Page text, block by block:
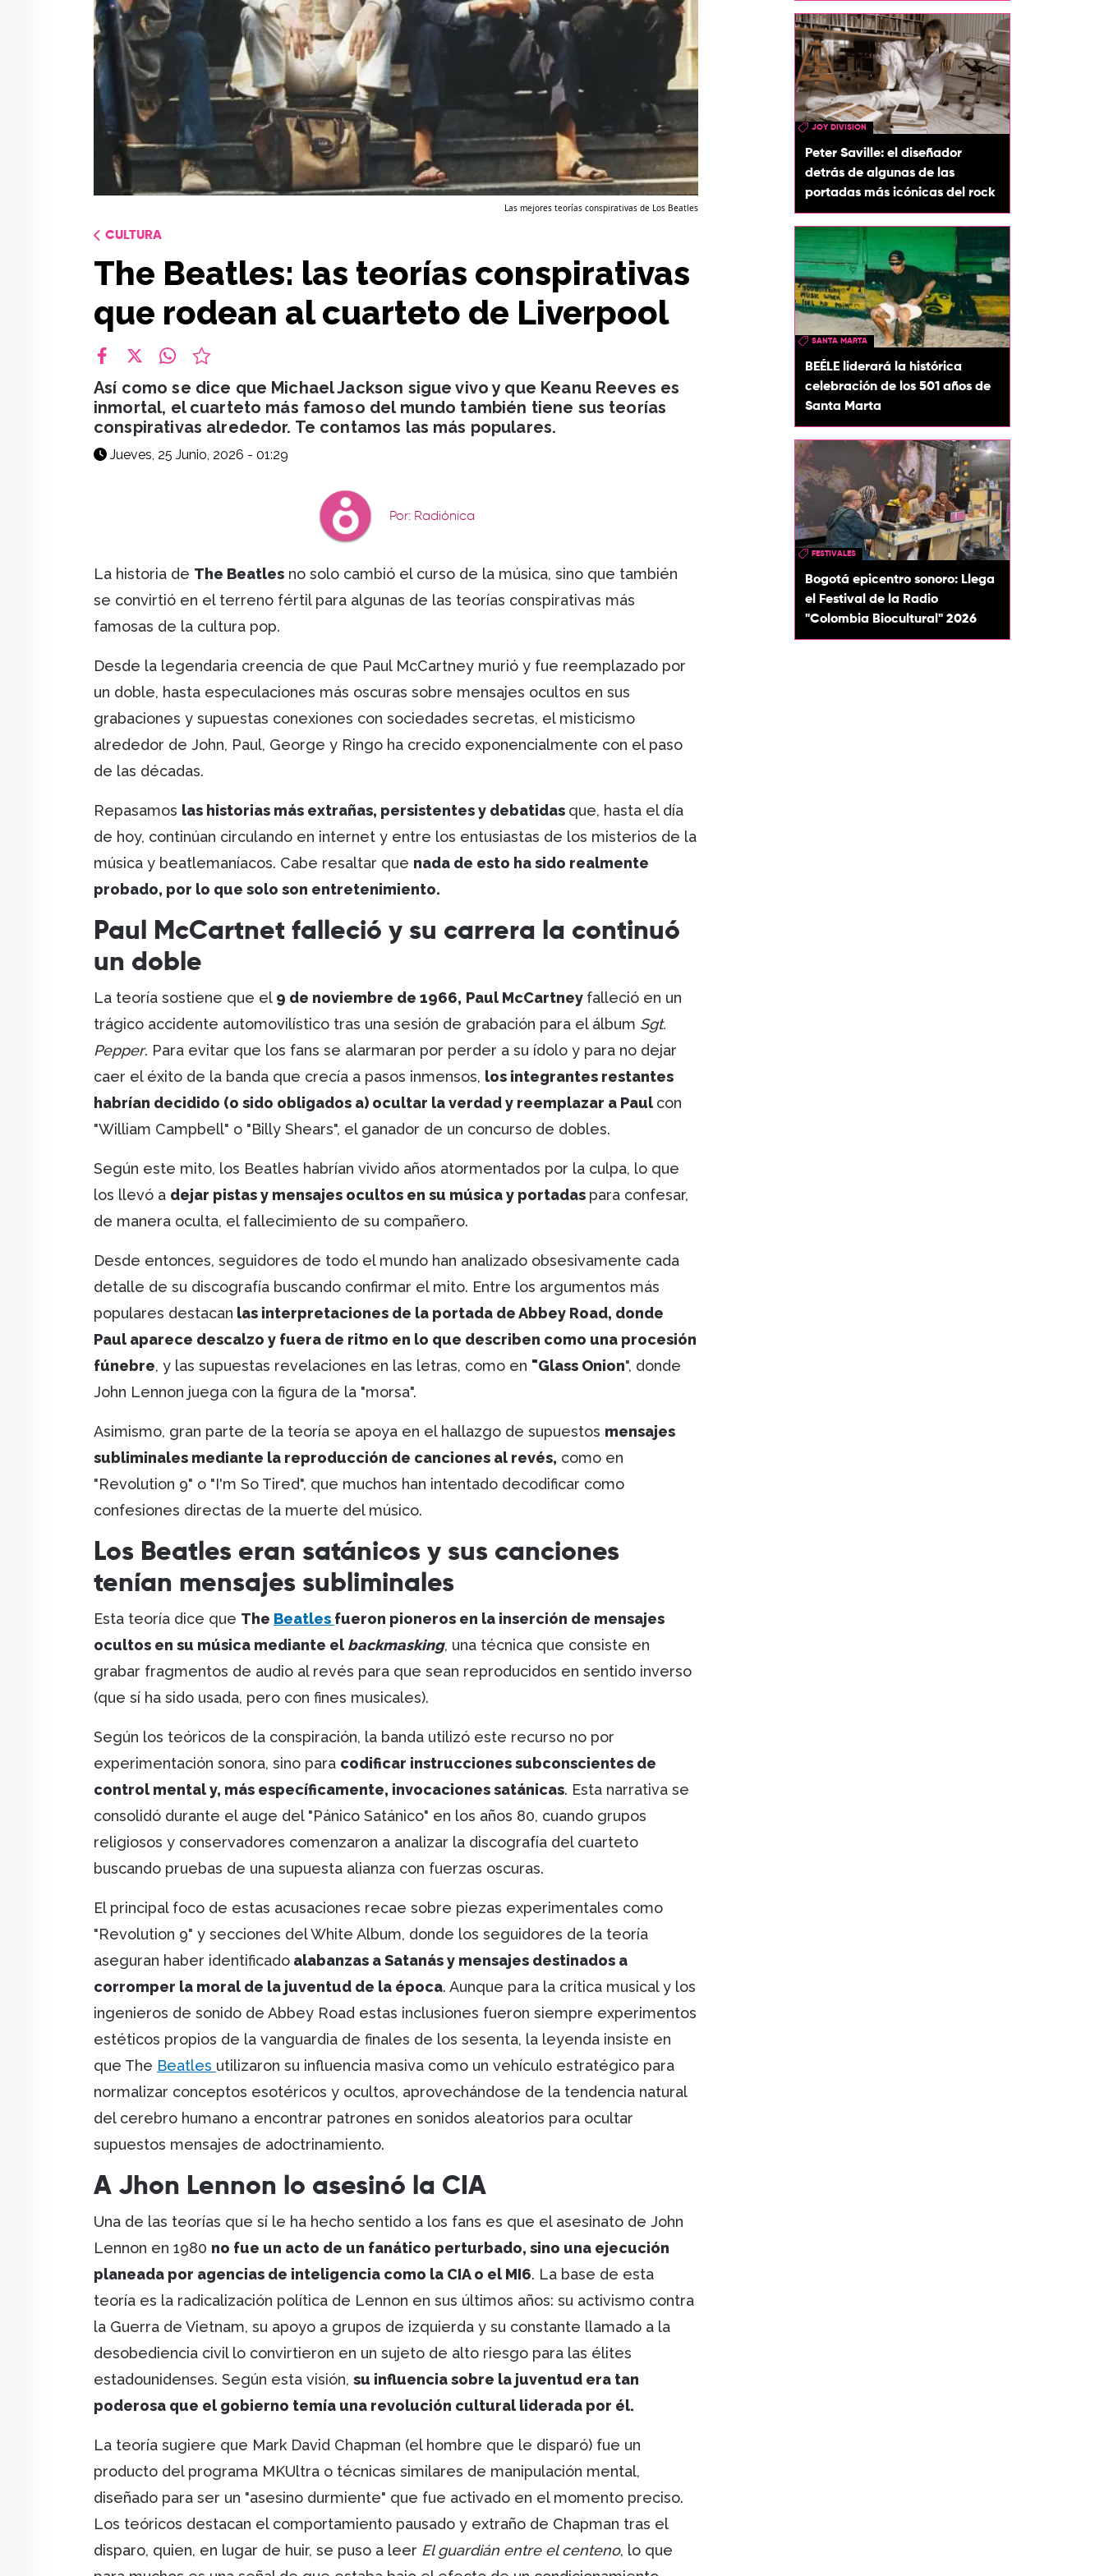
Las mejores teorías conspirativas de Los Beatles
CULTURA
The Beatles: las teorías conspirativas
que rodean al cuarteto de Liverpool
Así como se dice que Michael Jackson sigue vivo y que Keanu Reeves es
inmortal, el cuarteto más famoso del mundo también tiene sus teorías
conspirativas alrededor. Te contamos las más populares.
Jueves, 25 Junio, 2026 - 01:29
Por: Radiónica
La historia de The Beatles no solo cambió el curso de la música, sino que también
se convirtió en el terreno fértil para algunas de las teorías conspirativas más
famosas de la cultura pop.
Desde la legendaria creencia de que Paul McCartney murió y fue reemplazado por
un doble, hasta especulaciones más oscuras sobre mensajes ocultos en sus
grabaciones y supuestas conexiones con sociedades secretas, el misticismo
alrededor de John, Paul, George y Ringo ha crecido exponencialmente con el paso
de las décadas.
Repasamos las historias más extrañas, persistentes y debatidas que, hasta el día
de hoy, continúan circulando en internet y entre los entusiastas de los misterios de la
música y beatlemaníacos. Cabe resaltar que nada de esto ha sido realmente
probado, por lo que solo son entretenimiento.
Paul McCartnet falleció y su carrera la continuó
un doble
La teoría sostiene que el 9 de noviembre de 1966, Paul McCartney falleció en un
trágico accidente automovilístico tras una sesión de grabación para el álbum Sgt.
Pepper. Para evitar que los fans se alarmaran por perder a su ídolo y para no dejar
caer el éxito de la banda que crecía a pasos inmensos, los integrantes restantes
habrían decidido (o sido obligados a) ocultar la verdad y reemplazar a Paul con
"William Campbell" o "Billy Shears", el ganador de un concurso de dobles.
Según este mito, los Beatles habrían vivido años atormentados por la culpa, lo que
los llevó a dejar pistas y mensajes ocultos en su música y portadas para confesar,
de manera oculta, el fallecimiento de su compañero.
Desde entonces, seguidores de todo el mundo han analizado obsesivamente cada
detalle de su discografía buscando confirmar el mito. Entre los argumentos más
populares destacan las interpretaciones de la portada de Abbey Road, donde
Paul aparece descalzo y fuera de ritmo en lo que describen como una procesión
fúnebre, y las supuestas revelaciones en las letras, como en "Glass Onion", donde
John Lennon juega con la figura de la "morsa".
Asimismo, gran parte de la teoría se apoya en el hallazgo de supuestos mensajes
subliminales mediante la reproducción de canciones al revés, como en
"Revolution 9" o "I'm So Tired", que muchos han intentado decodificar como
confesiones directas de la muerte del músico.
Los Beatles eran satánicos y sus canciones
tenían mensajes subliminales
Esta teoría dice que The Beatles fueron pioneros en la inserción de mensajes
ocultos en su música mediante el backmasking, una técnica que consiste en
grabar fragmentos de audio al revés para que sean reproducidos en sentido inverso
(que sí ha sido usada, pero con fines musicales).
Según los teóricos de la conspiración, la banda utilizó este recurso no por
experimentación sonora, sino para codificar instrucciones subconscientes de
control mental y, más específicamente, invocaciones satánicas. Esta narrativa se
consolidó durante el auge del "Pánico Satánico" en los años 80, cuando grupos
religiosos y conservadores comenzaron a analizar la discografía del cuarteto
buscando pruebas de una supuesta alianza con fuerzas oscuras.
El principal foco de estas acusaciones recae sobre piezas experimentales como
"Revolution 9" y secciones del White Album, donde los seguidores de la teoría
aseguran haber identificado alabanzas a Satanás y mensajes destinados a
corromper la moral de la juventud de la época. Aunque para la crítica musical y los
ingenieros de sonido de Abbey Road estas inclusiones fueron siempre experimentos
estéticos propios de la vanguardia de finales de los sesenta, la leyenda insiste en
que The Beatles utilizaron su influencia masiva como un vehículo estratégico para
normalizar conceptos esotéricos y ocultos, aprovechándose de la tendencia natural
del cerebro humano a encontrar patrones en sonidos aleatorios para ocultar
supuestos mensajes de adoctrinamiento.
A Jhon Lennon lo asesinó la CIA
Una de las teorías que sí le ha hecho sentido a los fans es que el asesinato de John
Lennon en 1980 no fue un acto de un fanático perturbado, sino una ejecución
planeada por agencias de inteligencia como la CIA o el MI6. La base de esta
teoría es la radicalización política de Lennon en sus últimos años: su activismo contra
la Guerra de Vietnam, su apoyo a grupos de izquierda y su constante llamado a la
desobediencia civil lo convirtieron en un sujeto de alto riesgo para las élites
estadounidenses. Según esta visión, su influencia sobre la juventud era tan
poderosa que el gobierno temía una revolución cultural liderada por él.
La teoría sugiere que Mark David Chapman (el hombre que le disparó) fue un
producto del programa MKUltra o técnicas similares de manipulación mental,
diseñado para ser un "asesino durmiente" que fue activado en el momento preciso.
Los teóricos destacan el comportamiento pausado y extraño de Chapman tras el
disparo, quien, en lugar de huir, se puso a leer El guardián entre el centeno, lo que
JOY DIVISION
Peter Saville: el diseñador
detrás de algunas de las
portadas más icónicas del rock
SANTA MARTA
BEÉLE liderará la histórica
celebración de los 501 años de
Santa Marta
FESTIVALES
Bogotá epicentro sonoro: Llega
el Festival de la Radio
"Colombia Biocultural" 2026